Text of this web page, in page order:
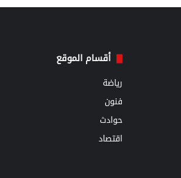
أقسام الموقع
رياضة
فنون
حوادث
اقتصاد